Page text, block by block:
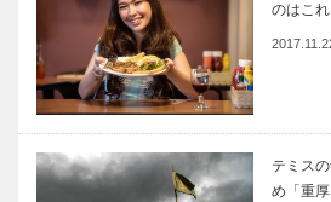
のはこれ
テミス
め「重